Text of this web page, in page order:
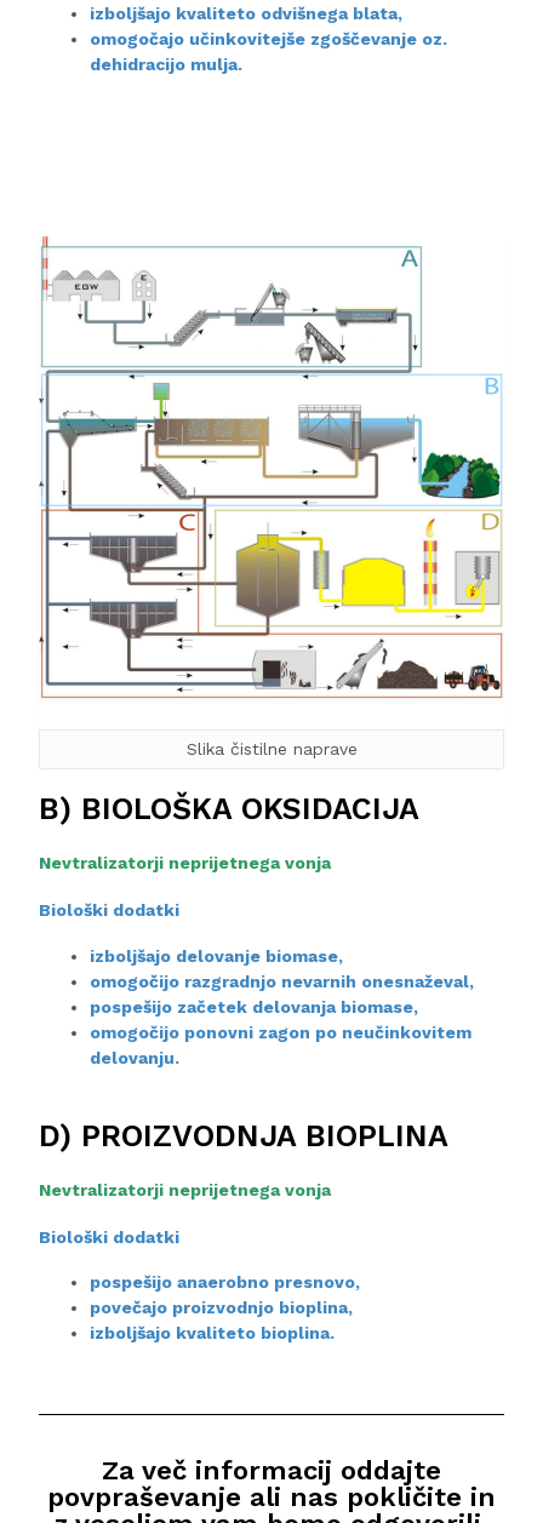
izboljšajo kvaliteto odvišnega blata,
omogočajo učinkovitejše zgoščevanje oz.
dehidracijo mulja.
Slika čistilne naprave
B) BIOLOŠKA OKSIDACIJA
Nevtralizatorji neprijetnegavonja
Biološki dodatki
izboljšajo delovanje biomase,
omogočijo razgradnjo nevarnih onesnaževal,
pospešijo začetek delovanja biomase,
omogočijo ponovni zagon po neučinkovitem
delovanju.
D) PROIZVODNJA BIOPLINA
Nevtralizatorji neprijetnegavonja
Biološki dodatki
pospešijo anaerobno presnovo,
povečajo proizvodnjo bioplina,
izboljšajo kvaliteto bioplina.
Za več informacij oddajte
povpraševanje ali nas pokličite in